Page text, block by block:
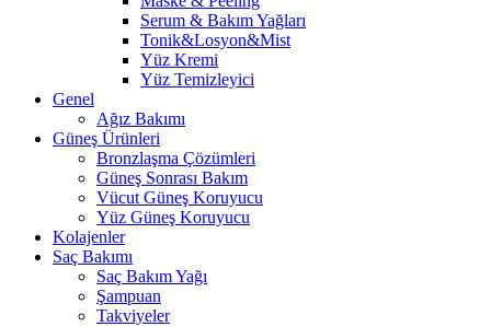
Serum & Bakım Yağları
Tonik&Losyon&Mist
Yüz Kremi
Yüz Temizleyici
Genel
Ağız Bakımı
Güneş Ürünleri
Bronzlaşma Çözümleri
Güneş Sonrası Bakım
Vücut Güneş Koruyucu
Yüz Güneş Koruyucu
Kolajenler
Saç Bakımı
Saç Bakım Yağı
Şampuan
Takviyeler